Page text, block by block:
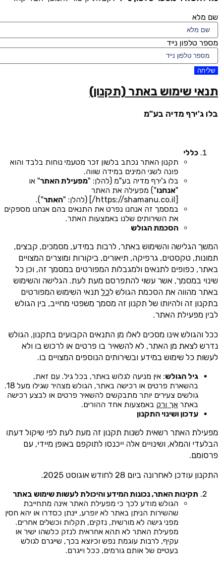
שם מלא
מספר טלפון נייד
שליחה
תנאי שימוש באתר (תקנון)
בלו ג'ירף מדיה בע"מ
כללי
תקנון האתר נכתב בלשון זכר מטעמי נוחות בלבד והוא
פונה לשני המינים במידה שווה.
בלו ג'ירף מדיה בע"מ (להלן: "מפעילת האתר" או
"אנחנו") מפעילה את האתר
[https://shamanu.co.il/] (להלן: "
האתר").
במסמך זה אנחנו נפרט את התנאים בהם אנחנו מספקים
את השירותים שלנו באמצעות האתר.
הסכמת הגולש
המשך הגלישה והשימוש באתר, לרבות במידע, מסמכים, קבצים,
תמונות, טקסטים, גרפיקה, תיאורים, ביקורות ומוצרים המצויים
באתר, כפופים לתנאים ולמגבלות המפורטים במסמך זה, וכן כל
שינוי במסמך, אשר עשוי להתפרסם מעת לעת. הגלישה והשימוש
באתר מהווה את הסכמת הגולש לכל תנאי השימוש המפורטים
בתקנון זה ולהיותו של תקנון זה מסמך משפטי מחייב, בין הגולש
לבין מפעילת האתר.
ככל והגולש אינו מסכים לאלו מן התנאים הקבועים בתקנון, הגולש
נדרש לצאת מן האתר, לא להשאיר בו פרטים או לרכוש בו ולא
לעשות כל שימוש במידע ובשירותים הנוספים המצויים בו.
גיל הגולש: אין מניעה לגלוש באתר, בכל גיל. עם זאת,
בהשארת פרטים או רכישה באתר, הגולש מצהיר שגילו מעל 18.
גולשים צעירים יותר מתבקשים להשאיר פרטים או לבצע רכישה
באתר אך ורק באמצעות אחד ההורים.
עדכון ושינוי התקנון
מפעילת האתר רשאית לשנות תקנון זה מעת לעת לפי שיקול דעתו
הבלעדי והמלא, ושינויים אלה ייכנסו לתוקפם באופן מיידי, עם
פרסומם.
התקנון עודכן לאחרונה ביום 28 לחודש אוגוסט 2025.
תקינות האתר, נכונות המידע והיכולת לעשות שימוש באתר
הגולש מודע לכך כי מפעילת האתר אינה מתחייבת
שהשירות הניתן באתר לא יופרע, יינתן כסדרו או יהא חסין
מפני גישה לא מורשית, נזקים, תקלות וכשלים אחרים.
מפעילת האתר לא תהא אחראית לנזק כלשהו ישיר או
עקיף, לרבות עוגמת נפש וכיוצא בכך, שייגרם לגולש
בעטיים של אותם גורמים, ככל וייגרם.